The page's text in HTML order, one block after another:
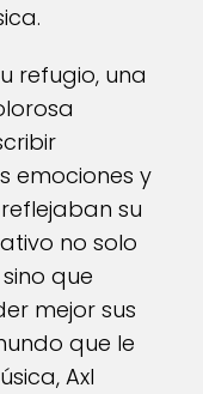
refugio, una
emociones y
su
no solo
que
mejor sus
que le
Axl